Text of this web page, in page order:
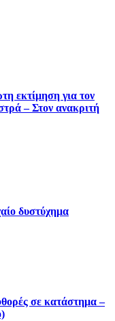
εκτίμηση για τον
– Στον ανακριτή
δυστύχημα
σε κατάστημα –